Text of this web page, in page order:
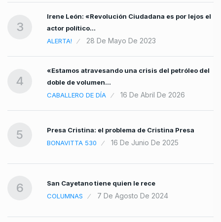
3
Irene León: «Revolución Ciudadana es por lejos el
actor político…
ALERTA!
28 De Mayo De 2023
4
«Estamos atravesando una crisis del petróleo del
doble de volumen…
CABALLERO DE DÍA
16 De Abril De 2026
5
Presa Cristina: el problema de Cristina Presa
BONAVITTA 530
16 De Junio De 2025
6
San Cayetano tiene quien le rece
COLUMNAS
7 De Agosto De 2024